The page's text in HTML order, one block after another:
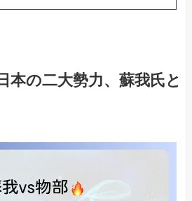
本の二大勢力、蘇我氏と